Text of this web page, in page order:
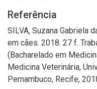
Referência
SILVA, Suzana Gabriela
em cães. 2018. 27 f.
(Bacharelado em
Medicina Veterinária,
Pernambuco, Recife,